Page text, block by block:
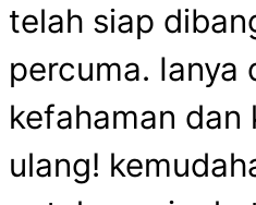
telah siap
percuma. Ianya
kefahaman dan
ulang!